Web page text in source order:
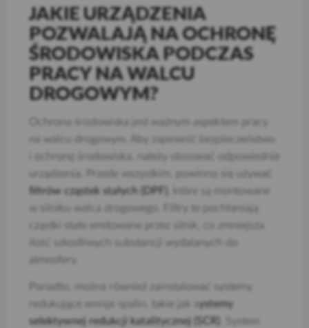
JAKIE URZĄDZENIA
POZWALAJĄ NA OCHRONĘ
ŚRODOWISKA PODCZAS
PRACY NA WALCU
DROGOWYM?
Ochrona środowiska jest ważnym aspektem pracy
na walcu drogowym. Aby zapewnić bezpieczeństwo
i ochronę środowiska, należy stosować odpowiednie
urządzenia. Przede wszystkim, powinno się używać
filtrów cząstek stałych (DPF)
, które są montowane
w silniku walca drogowego. Filtry te pochłaniają
cząstki stałe emitowane przez silnik, co zmniejsza
ilość szkodliwych substancji wydalanych do
Ponadto, można również zainstalować systemy
redukujące emisje spalin, takie jak s ystemy
selektywnej redukcji katalitycznej (SCR)